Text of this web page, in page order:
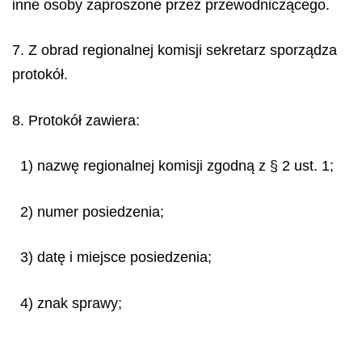
inne osoby zaproszone przez przewodniczącego.
7. Z obrad regionalnej komisji sekretarz sporządza
protokół.
8. Protokół zawiera:
1) nazwę regionalnej komisji zgodną z § 2 ust. 1;
2) numer posiedzenia;
3) datę i miejsce posiedzenia;
4) znak sprawy;